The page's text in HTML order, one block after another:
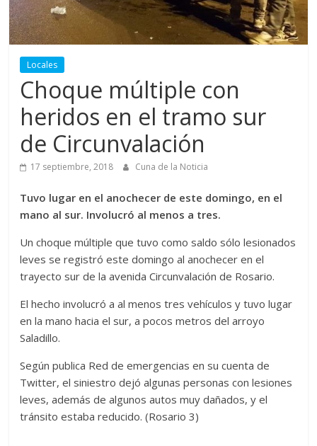
Locales
Choque múltiple con
heridos en el tramo sur
de Circunvalación
17 septiembre, 2018 Cuna de la Noticia
Tuvo lugar en el anochecer de este domingo, en el
mano al sur. Involucró al menos a tres.
Un choque múltiple que tuvo como saldo sólo lesionados
leves se registró este domingo al anochecer en el
trayecto sur de la avenida Circunvalación de Rosario.
El hecho involucró a al menos tres vehículos y tuvo lugar
en la mano hacia el sur, a pocos metros del arroyo
Saladillo.
Según publica Red de emergencias en su cuenta de
Twitter, el siniestro dejó algunas personas con lesiones
leves, además de algunos autos muy dañados, y el
tránsito estaba reducido. (Rosario 3)